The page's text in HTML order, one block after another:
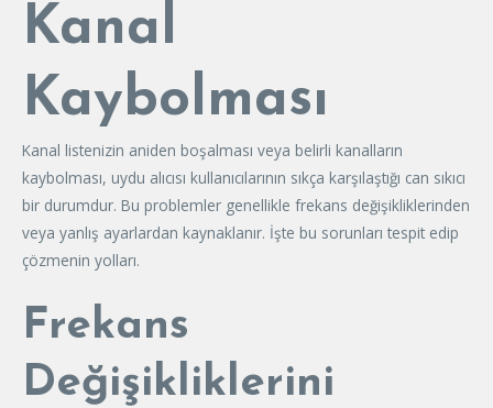
Kanal
Kaybolması
Kanal listenizin aniden boşalması veya belirli kanalların
kaybolması, uydu alıcısı kullanıcılarının sıkça karşılaştığı can sıkıcı
bir durumdur. Bu problemler genellikle frekans değişikliklerinden
veya yanlış ayarlardan kaynaklanır. İşte bu sorunları tespit edip
çözmenin yolları.
Frekans
Değişikliklerini